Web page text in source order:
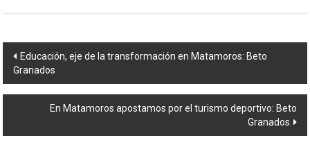
Navegación
de
entrada
Educación, eje de la transformación en Matamoros: Beto
Granados
En Matamoros apostamos por el turismo deportivo: Beto
Granados